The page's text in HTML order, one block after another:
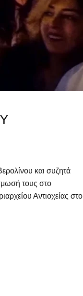
και συζητά
τους στο
Αντιοχείας στο